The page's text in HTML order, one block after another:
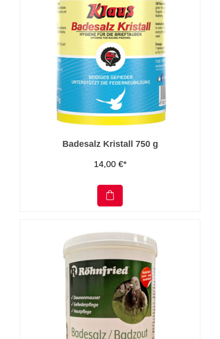
Badesalz Kristall 750 g
14,00 €*